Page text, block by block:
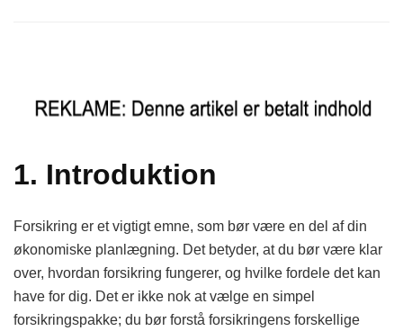
1. Introduktion
Forsikring er et vigtigt emne, som bør være en del af din
økonomiske planlægning. Det betyder, at du bør være klar
over, hvordan forsikring fungerer, og hvilke fordele det kan
have for dig. Det er ikke nok at vælge en simpel
forsikringspakke; du bør forstå forsikringens forskellige